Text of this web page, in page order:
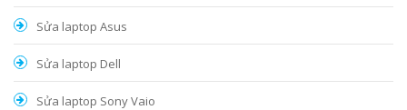
Sửa laptop Asus
Sửa laptop Dell
Sửa laptop Sony Vaio